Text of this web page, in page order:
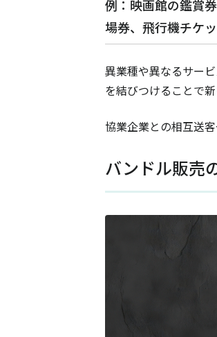
例：映画館の鑑賞
場券、飛行機チケ
異業種や異なるサー
を結びつけることで
協業企業との相互送
バンドル販売